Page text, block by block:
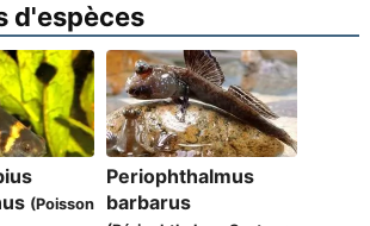
d'espèces
(Poisson
Periophthalmus
barbarus